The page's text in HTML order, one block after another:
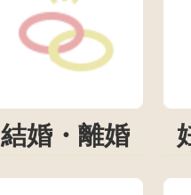
結婚・離婚